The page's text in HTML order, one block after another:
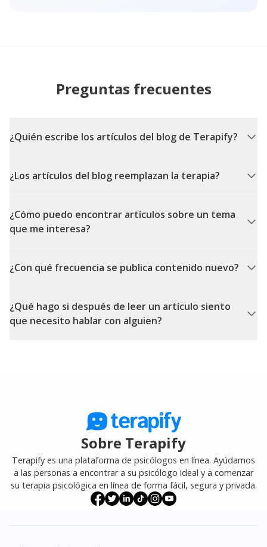
Preguntas frecuentes
¿Quién escribe los artículos del blog de Terapify?
¿Los artículos del blog reemplazan la terapia?
¿Cómo puedo encontrar artículos sobre un tema
que me interesa?
¿Con qué frecuencia se publica contenido nuevo?
¿Qué hago si después de leer un artículo siento
que necesito hablar con alguien?
Sobre Terapify
Terapify es una plataforma de psicólogos en línea. Ayúdamos
a las personas a encontrar a su psicólogo ideal y a comenzar
su terapia psicológica en línea de forma fácil, segura y privada.